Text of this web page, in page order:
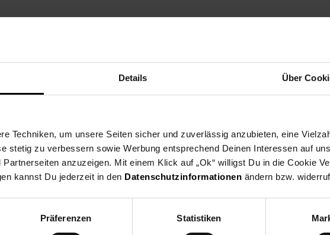
Details Über
Techniken, um unsere Seiten sicher und zuverlässig anzubieten, eine
stetig zu verbessern sowie Werbung entsprechend Deinen Interessen auf
anzuzeigen. Mit einem Klick auf „Ok“ willigst Du in die Cookie
kannst Du jederzeit in den Datenschutzinformationen ändern bzw.
Präferenzen Statistiken
gefertigt und ist somit ein absolutes Unikat
Metallstreben
des Spiegels dienen als Vorrichtung zur Wandmontage